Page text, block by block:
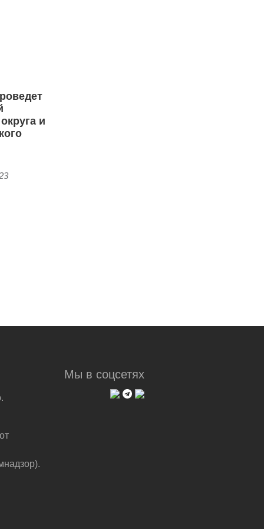
и
Мы в соцсетях